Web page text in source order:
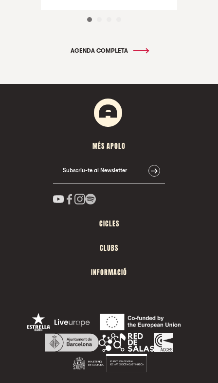
AGENDA COMPLETA
MÉS APOLO
Subscriu-te al Newsletter
CICLES
CLUBS
INFORMACIÓ